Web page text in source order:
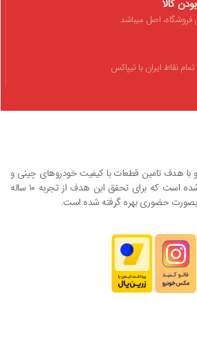
کالا
فروشگاه، اصل میباشد
نقاط ایران با تیپاکس
با هدف تامین قطعات با کیفیت خودروهای چینی و
ایرانی و قیمت رقابتی ایجاد شده است که برای تحقق این هدف از تجربه ۱۰ ساله
حضوری بهره گرفته شده است.